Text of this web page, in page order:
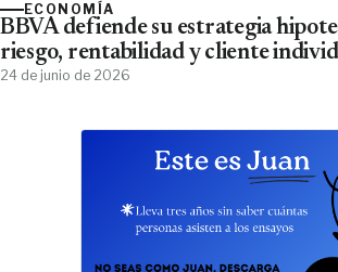
ECONOMÍA
BBVA defiende su estrategia
riesgo, rentabilidad y cliente
24 de junio de 2026